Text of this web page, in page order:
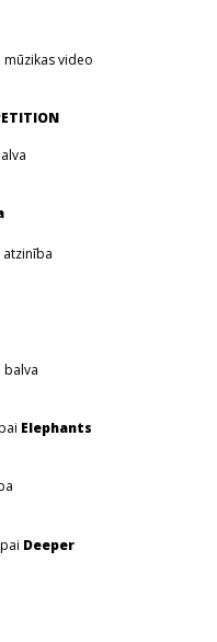
video
atzinība
balva
Elephants
Deeper